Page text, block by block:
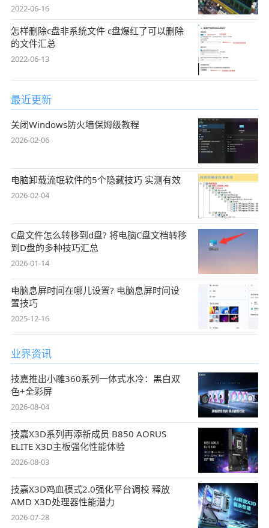
2022-06-16
怎样删除c盘非系统文件 c盘爆红了可以删除
的文件汇总
2022-06-13
最近更新
关闭Windows防火墙保姆级教程
2026-02-06
电脑卸载流氓软件的5个隐藏技巧 实测有效
2026-02-04
C盘文件怎么转移到d盘? 将电脑C盘文档转移
到D盘的多种技巧汇总
2026-01-14
电脑息屏时间在哪儿设置? 电脑息屏时间设
置技巧
2025-12-16
业界资讯
技嘉推出小雕360系列一体式水冷：黑白双
色+全彩屏
2026-08-04
技嘉X3D系列再添新成员 B850 AORUS
ELITE X3D主板强化性能体验
2026-08-03
技嘉X3D鸡血模式2.0强化平台调校 释放
AMD X3D处理器性能潜力
2026-07-28